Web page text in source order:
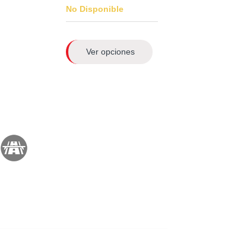
No Disponible
Ver opciones